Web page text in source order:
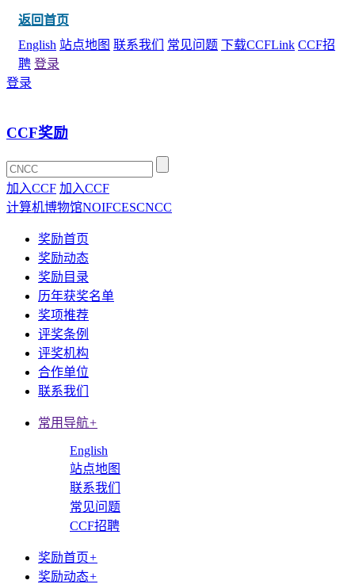
返回首页
English 站点地图 联系我们 常见问题 下载CCFLink CCF招
聘 登录
登录
CCF奖励
加入CCF 加入CCF
计算机博物馆NOIFCESCNCC
奖励首页
奖励动态
奖励目录
历年获奖名单
奖项推荐
评奖条例
评奖机构
合作单位
联系我们
常用导航+
English
站点地图
联系我们
常见问题
CCF招聘
奖励首页+
奖励动态+